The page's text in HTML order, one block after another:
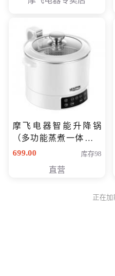
摩飞电器智能升降锅
（多功能蒸煮一体锅）
（智能升降养生锅） 会
699.00 库存98
直营
正在加